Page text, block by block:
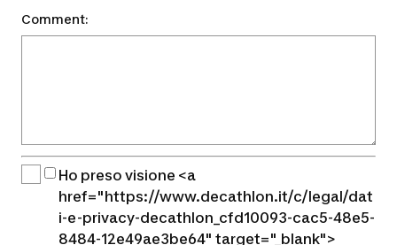
Comment:
Ho preso visione <a
href="https://www.decathlon.it/c/legal/dat
i-e-privacy-decathlon_cfd10093-cac5-48e5-
8484-12e49ae3be64" target="_blank">